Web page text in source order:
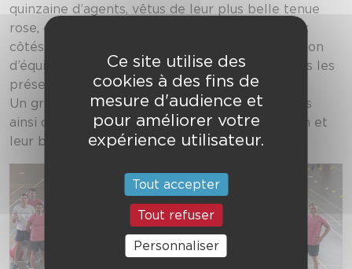
quinzaine d’agents, vêtus de leur plus belle tenue
rose, ont ainsi pu s’exercer au cross-training aux
côtés des 9 stagiaires de la FISPP. La composition
d’équipes mixtes a aussi été l’occasion pour tous les
présents d’apprendre à mieux se connaître !
Un grand merci aux organisateurs et animateurs
ainsi qu’à tous les agents pour leur participation et
leur bonne humeur !
Ce site utilise des
cookies à des fins de
mesure d'audience et
pour améliorer votre
expérience utilisateur.
Tout accepter
Tout refuser
Personnaliser